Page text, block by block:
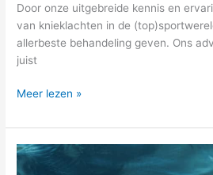
Door onze uitgebreide kennis en
van knieklachten in de
allerbeste behandeling geven. Ons
juist
Meer lezen »
Hydrotherapie:
Fysiotherapie